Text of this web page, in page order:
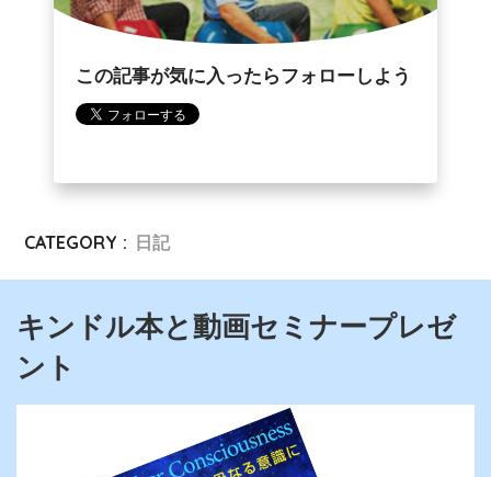
この記事が気に入ったらフォローしよう
CATEGORY : 日記
キンドル本と動画セミナープレゼ
ント